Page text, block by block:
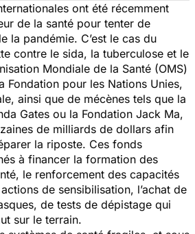
ont été récemment
de la santé pour tenter de
la pandémie. C’est le cas du
contre le sida, la tuberculose et le
Mondiale de la Santé (OMS)
Fondation pour les Nations Unies,
ainsi que de mécènes tels que la
Gates ou la Fondation Jack Ma,
de milliards de dollars afin
la riposte. Ces fonds
à financer la formation des
le renforcement des capacités
de sensibilisation, l’achat de
de tests de dépistage qui
sur le terrain.